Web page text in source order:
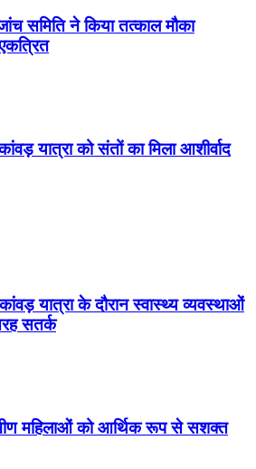
जांच समिति ने किया तत्काल मौका
यात्रा को संतों का मिला आशीर्वाद
यात्रा के दौरान स्वास्थ्य व्यवस्थाओं
सतर्क
महिलाओं को आर्थिक रूप से सशक्त